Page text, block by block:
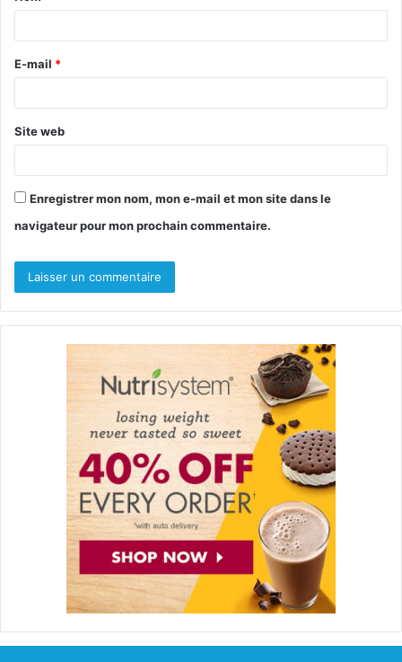
e
*
E-mail *
Site web
Enregistrer mon nom, mon e-mail et mon site dans le
navigateur pour mon prochain commentaire.